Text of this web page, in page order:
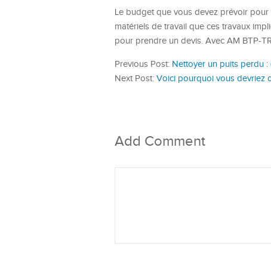
Le budget que vous devez prévoir
matériels de travail que ces travaux
pour prendre un devis. Avec AM BTP-
Previous Post: Nettoyer un puits perdu
Next Post: Voici pourquoi vous devriez
Add Comment